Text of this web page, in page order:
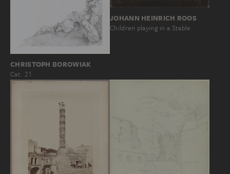
CHRISTOPH BOROWIAK
Cat. 21
JOHANN HEINRICH ROOS
Children playing in a Stable